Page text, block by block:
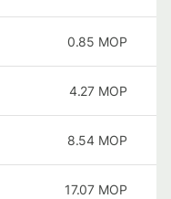
0.85 MOP
4.27 MOP
8.54 MOP
17.07 MOP